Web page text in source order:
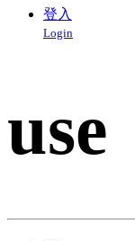
登入
Login
use